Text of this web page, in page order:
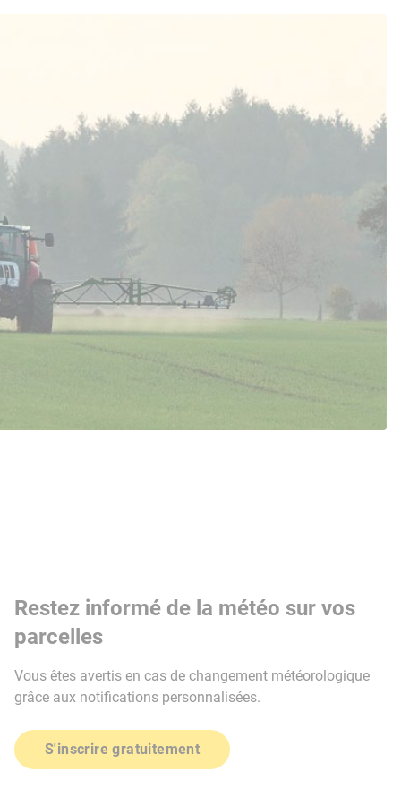
Restez informé de la météo sur vos
parcelles
Vous êtes avertis en cas de changement météorologique
grâce aux notifications personnalisées.
S'inscrire gratuitement